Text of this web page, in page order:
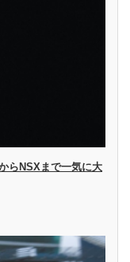
らNSXまで一気に大